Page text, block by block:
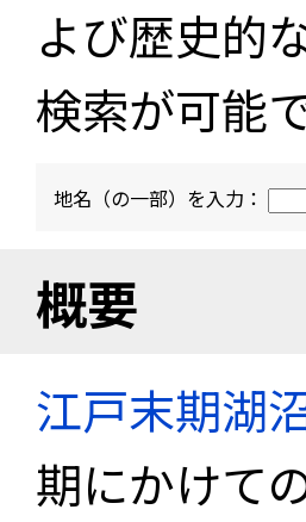
よび歴史的
検索が可能で
地名（の一部）を入力：
概要
江戸末期湖
期にかけて